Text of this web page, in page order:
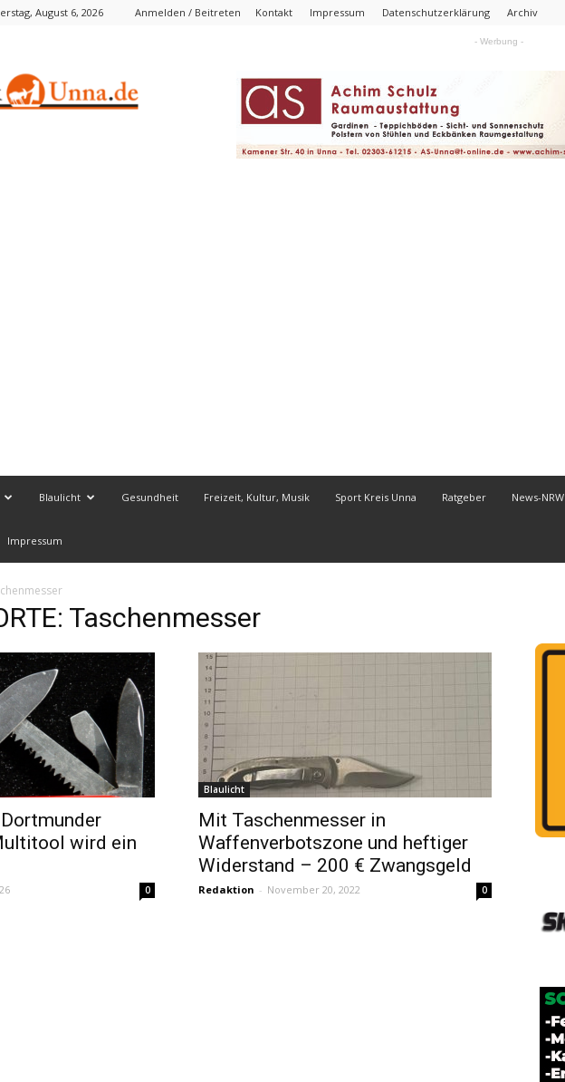
August 6, 2026 Anmelden / Beitreten Kontakt Impressum Datenschutzerklärung Archiv
- Werbung -
Blaulicht Gesundheit Freizeit, Kultur, Musik Sport Kreis Unna Ratgeber News-NRW
Impressum
Taschenmesser
wird ein
0
Blaulicht
Mit Taschenmesser in
Waffenverbotszone und heftiger
Widerstand – 200 € Zwangsgeld
Redaktion - November 20, 2022 0